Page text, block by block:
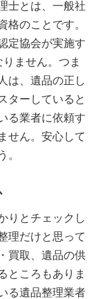
士とは、一般社
格のことです。
定協会が実施す
ません。つま
は、遺品の正し
ターしていると
る業者に依頼す
せん。安心して
。
りとチェックし
理だけと思って
買取、遺品の供
ところもありま
る遺品整理業者